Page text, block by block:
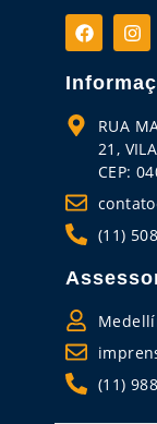
RUA
21,
CEP:
(11)
(11)